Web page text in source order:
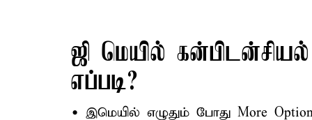
ஜி மெயில்
எப்படி?
• இமெயில் எழுதும் போது More